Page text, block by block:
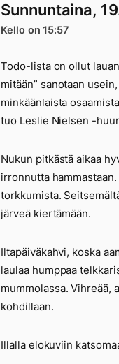
Sunnuntaina,
Kello on 15:57
Todo-lista on ollut
mitään” sanotaan
minkäänlaista
tuo Leslie Nielsen -
Nukun pitkästä aikaa
irronnutta
torkkumista.
järveä kiertämään.
Iltapäiväkahvi, koska
laulaa humppaa
mummolassa. Vihreää,
kohdillaan.
Illalla elokuviin